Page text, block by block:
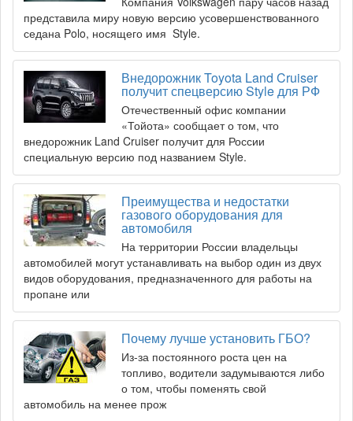
представила миру новую версию усовершенствованного
седана Polo, носящего имя Style.
Внедорожник Toyota Land Cruiser
получит спецверсию Style для РФ
Отечественный офис компании
«Тойота» сообщает о том, что
внедорожник Land Cruiser получит для России
специальную версию под названием Style.
Преимущества и недостатки
газового оборудования для
автомобиля
На территории России владельцы
автомобилей могут устанавливать на выбор один из двух
видов оборудования, предназначенного для работы на
пропане или
Почему лучше установить ГБО?
Из-за постоянного роста цен на
топливо, водители задумываются либо
о том, чтобы поменять свой
автомобиль на менее прож